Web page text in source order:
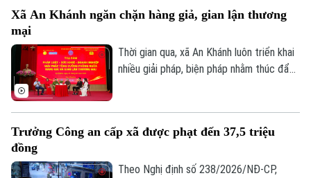
cáo; để trẻ ngồi cùng hàng ghế với người
Xã An Khánh ngăn chặn hàng giả, gian lận thương
mại
Thời gian qua, xã An Khánh luôn triển khai
nhiều giải pháp, biện pháp nhằm thúc đẩy
doanh thực phẩm.
Trưởng Công an cấp xã được phạt đến 37,5 triệu
đồng
Theo Nghị định số 238/2026/NĐ-CP,